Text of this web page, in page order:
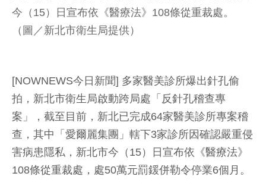
今（15）日宣布依《醫療法》108條從重裁處。
（圖／新北市衛生局提供）
[NOWNEWS今日新聞] 多家醫美診所爆出針孔偷
拍，新北市衛生局啟動跨局處「反針孔稽查專
案」，截至目前，新北已完成64家醫美診所專案稽
查，其中「愛爾麗集團」轄下3家診所因確認嚴重侵
害病患隱私，新北市今（15）日宣布依《醫療法》
108條從重裁處，處50萬元罰鍰併勒令停業6個月。